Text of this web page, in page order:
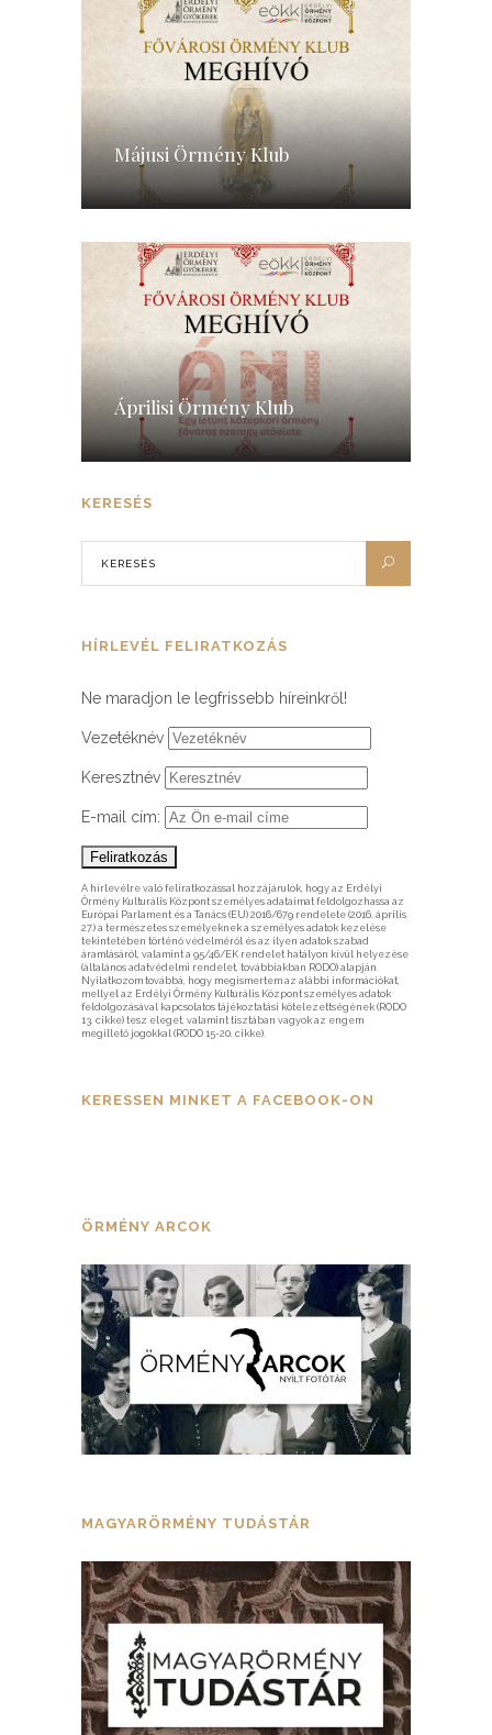
Májusi Örmény Klub
Áprilisi Örmény Klub
KERESÉS
HÍRLEVÉL FELIRATKOZÁS
Ne maradjon le legfrissebb híreinkről!
Vezetéknév
Keresztnév
E-mail cím:
A hírlevélre való feliratkozással hozzájárulok, hogy az Erdélyi
Örmény Kulturális Központ személyes adataimat feldolgozhassa az
Európai Parlament és a Tanács (EU) 2016/679 rendelete (2016. április
27.) a természetes személyeknek a személyes adatok kezelése
tekintetében történő védelméről és az ilyen adatok szabad
áramlásáról, valamint a 95/46/EK rendelet hatályon kívül helyezése
(általános adatvédelmi rendelet, továbbiakban RODO) alapján.
Nyilatkozom továbbá, hogy megismertem az alábbi információkat,
mellyel az Erdélyi Örmény Kulturális Központ személyes adatok
feldolgozásával kapcsolatos tájékoztatási kötelezettségének (RODO
13. cikke) tesz eleget, valamint tisztában vagyok az engem
megillető jogokkal (RODO 15-20. cikke).
KERESSEN MINKET A FACEBOOK-ON
ÖRMÉNY ARCOK
MAGYARÖRMÉNY TUDÁSTÁR